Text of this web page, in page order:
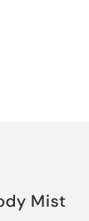
Mist